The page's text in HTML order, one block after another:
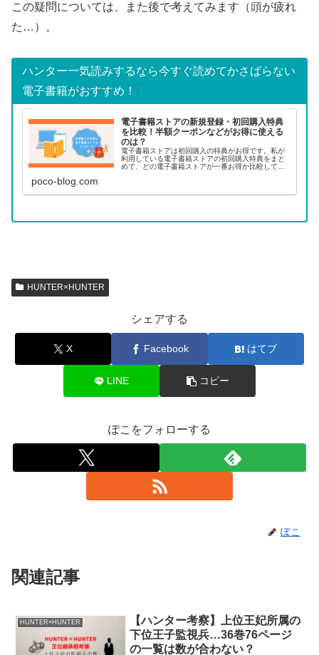
この疑問については、また後で考えてみます（頭が疲れ
た…）。
ハンター一気読みするなら今すぐ読めてかさばらない
電子書籍がおすすめ！
電子書籍ストアの新規登録・初回購入特典
を比較！半額クーポンなどがお得に使える
のは？
電子書籍ストアは初回購入の特典がお得です。私が
利用している電子書籍ストアの初回購入特典をまと
めて、どの電子書籍ストアが一番お得か比較してみ
poco-blog.com
HUNTER×HUNTER
シェアする
X Facebook はてブ
LINE コピー
ぽこをフォローする
ぽこ
関連記事
HUNTER×HUNTER
【ハンター考察】上位王妃所属の
下位王子監視兵…36巻76ページ
の一覧は数が合わない？